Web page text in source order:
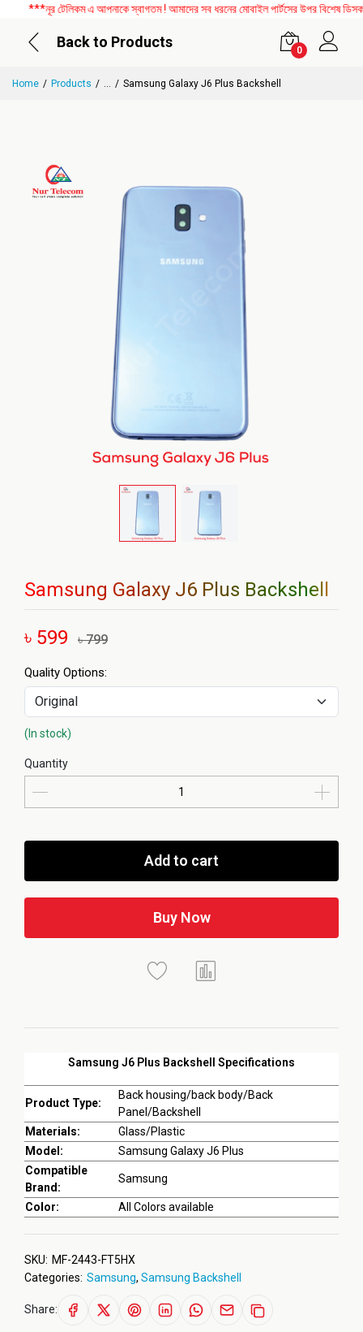
***নূর টেলিকম এ আপনাকে স্বাগতম ! আমাদের সব ধরনের মোবাইল পার্টসের উপর বিশেষ
Back to Products
0
Home Products ... Samsung Galaxy J6 Plus Backshell
Samsung Galaxy J6 Plus Backshell
৳ 599 ৳ 799
Samsung J6 Plus Backshell Specifications
Product Type:
Back housing/back body/Back
Panel/Backshell
Materials:
Glass/Plastic
Model:
Samsung Galaxy J6 Plus
Compatible
Brand:
Samsung
Color: All Colors available
Quality Options:
(In stock)
Quantity
Add to cart
Buy Now
SKU: MF-2443-FT5HX
Categories: Samsung, Samsung Backshell
Share: